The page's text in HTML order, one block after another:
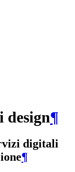
design¶
digitali
¶